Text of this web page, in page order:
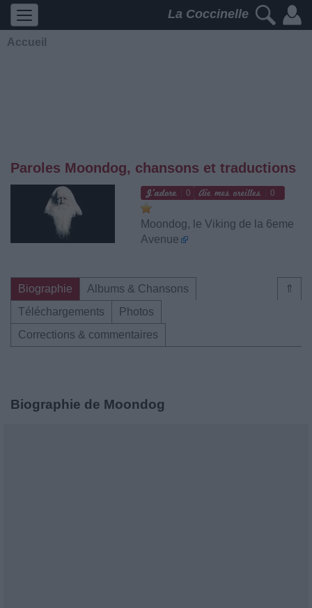
La Coccinelle
Accueil
Paroles Moondog, chansons et traductions
0 0
Moondog, le Viking de la 6eme
Avenue
⇑
Biographie
Albums & Chansons
Téléchargements
Photos
Corrections & commentaires
Biographie de Moondog